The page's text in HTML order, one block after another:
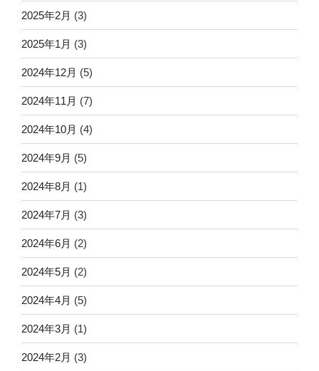
2025年2月 (3)
2025年1月 (3)
2024年12月 (5)
2024年11月 (7)
2024年10月 (4)
2024年9月 (5)
2024年8月 (1)
2024年7月 (3)
2024年6月 (2)
2024年5月 (2)
2024年4月 (5)
2024年3月 (1)
2024年2月 (3)